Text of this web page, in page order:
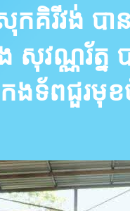
គិរីវង់ ប
សុវណ្ណរ័ត្
ៈកងទ័ពជួរ